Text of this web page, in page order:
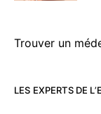
Trouver un
LES EXPERTS DE